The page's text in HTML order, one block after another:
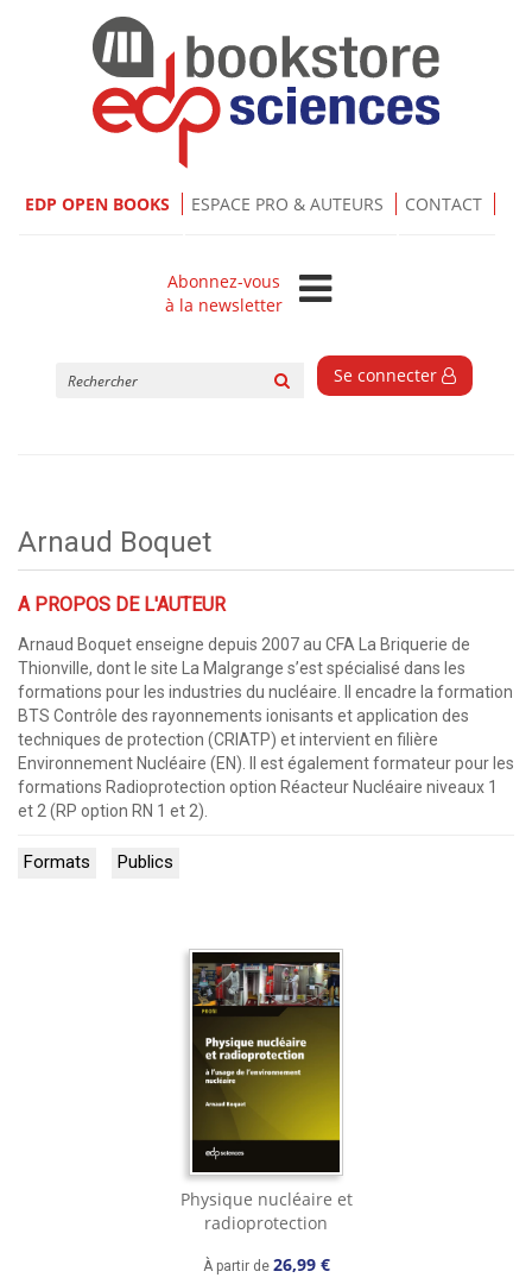
EDP OPEN BOOKS ESPACE PRO & AUTEURS CONTACT
Abonnez-vous
à la newsletter
Se connecter
Arnaud Boquet
A PROPOS DE L'AUTEUR
Arnaud Boquet enseigne depuis 2007 au CFA La Briquerie de
Thionville, dont le site La Malgrange s’est spécialisé dans les
formations pour les industries du nucléaire. Il encadre la formation
BTS Contrôle des rayonnements ionisants et application des
techniques de protection (CRIATP) et intervient en filière
Environnement Nucléaire (EN). Il est également formateur pour les
formations Radioprotection option Réacteur Nucléaire niveaux 1
et 2 (RP option RN 1 et 2).
Formats Publics
Physique nucléaire et
radioprotection
À partir de 26,99 €